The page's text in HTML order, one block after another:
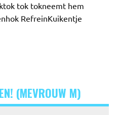
tok tokneemt hem
RefreinKuikentje
(MEVROUW M)